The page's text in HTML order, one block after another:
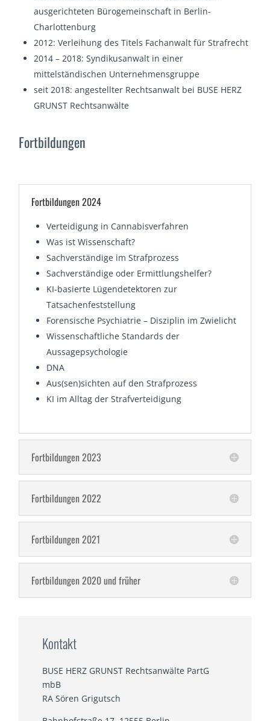
ausgerichteten Bürogemeinschaft in Berlin-
Charlottenburg
2012: Verleihung des Titels Fachanwalt für Strafrecht
2014 – 2018: Syndikusanwalt in einer
mittelständischen Unternehmensgruppe
seit 2018: angestellter Rechtsanwalt bei BUSE HERZ
GRUNST Rechtsanwälte
Fortbildungen
Fortbildungen 2024
Verteidigung in Cannabisverfahren
Was ist Wissenschaft?
Sachverständige im Strafprozess
Sachverständige oder Ermittlungshelfer?
KI-basierte Lügendetektoren zur
Tatsachenfeststellung
Forensische Psychiatrie – Disziplin im Zwielicht
Wissenschaftliche Standards der
Aussagepsychologie
DNA
Aus(sen)sichten auf den Strafprozess
KI im Alltag der Strafverteidigung
Fortbildungen 2023
Fortbildungen 2022
Fortbildungen 2021
Fortbildungen 2020 und früher
Kontakt
BUSE HERZ GRUNST Rechtsanwälte PartG
mbB
RA Sören Grigutsch